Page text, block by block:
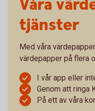
Våra
tjänster
Med våra
värdepapper på flera
I vår app eller
Genom att ringa
På ett av våra